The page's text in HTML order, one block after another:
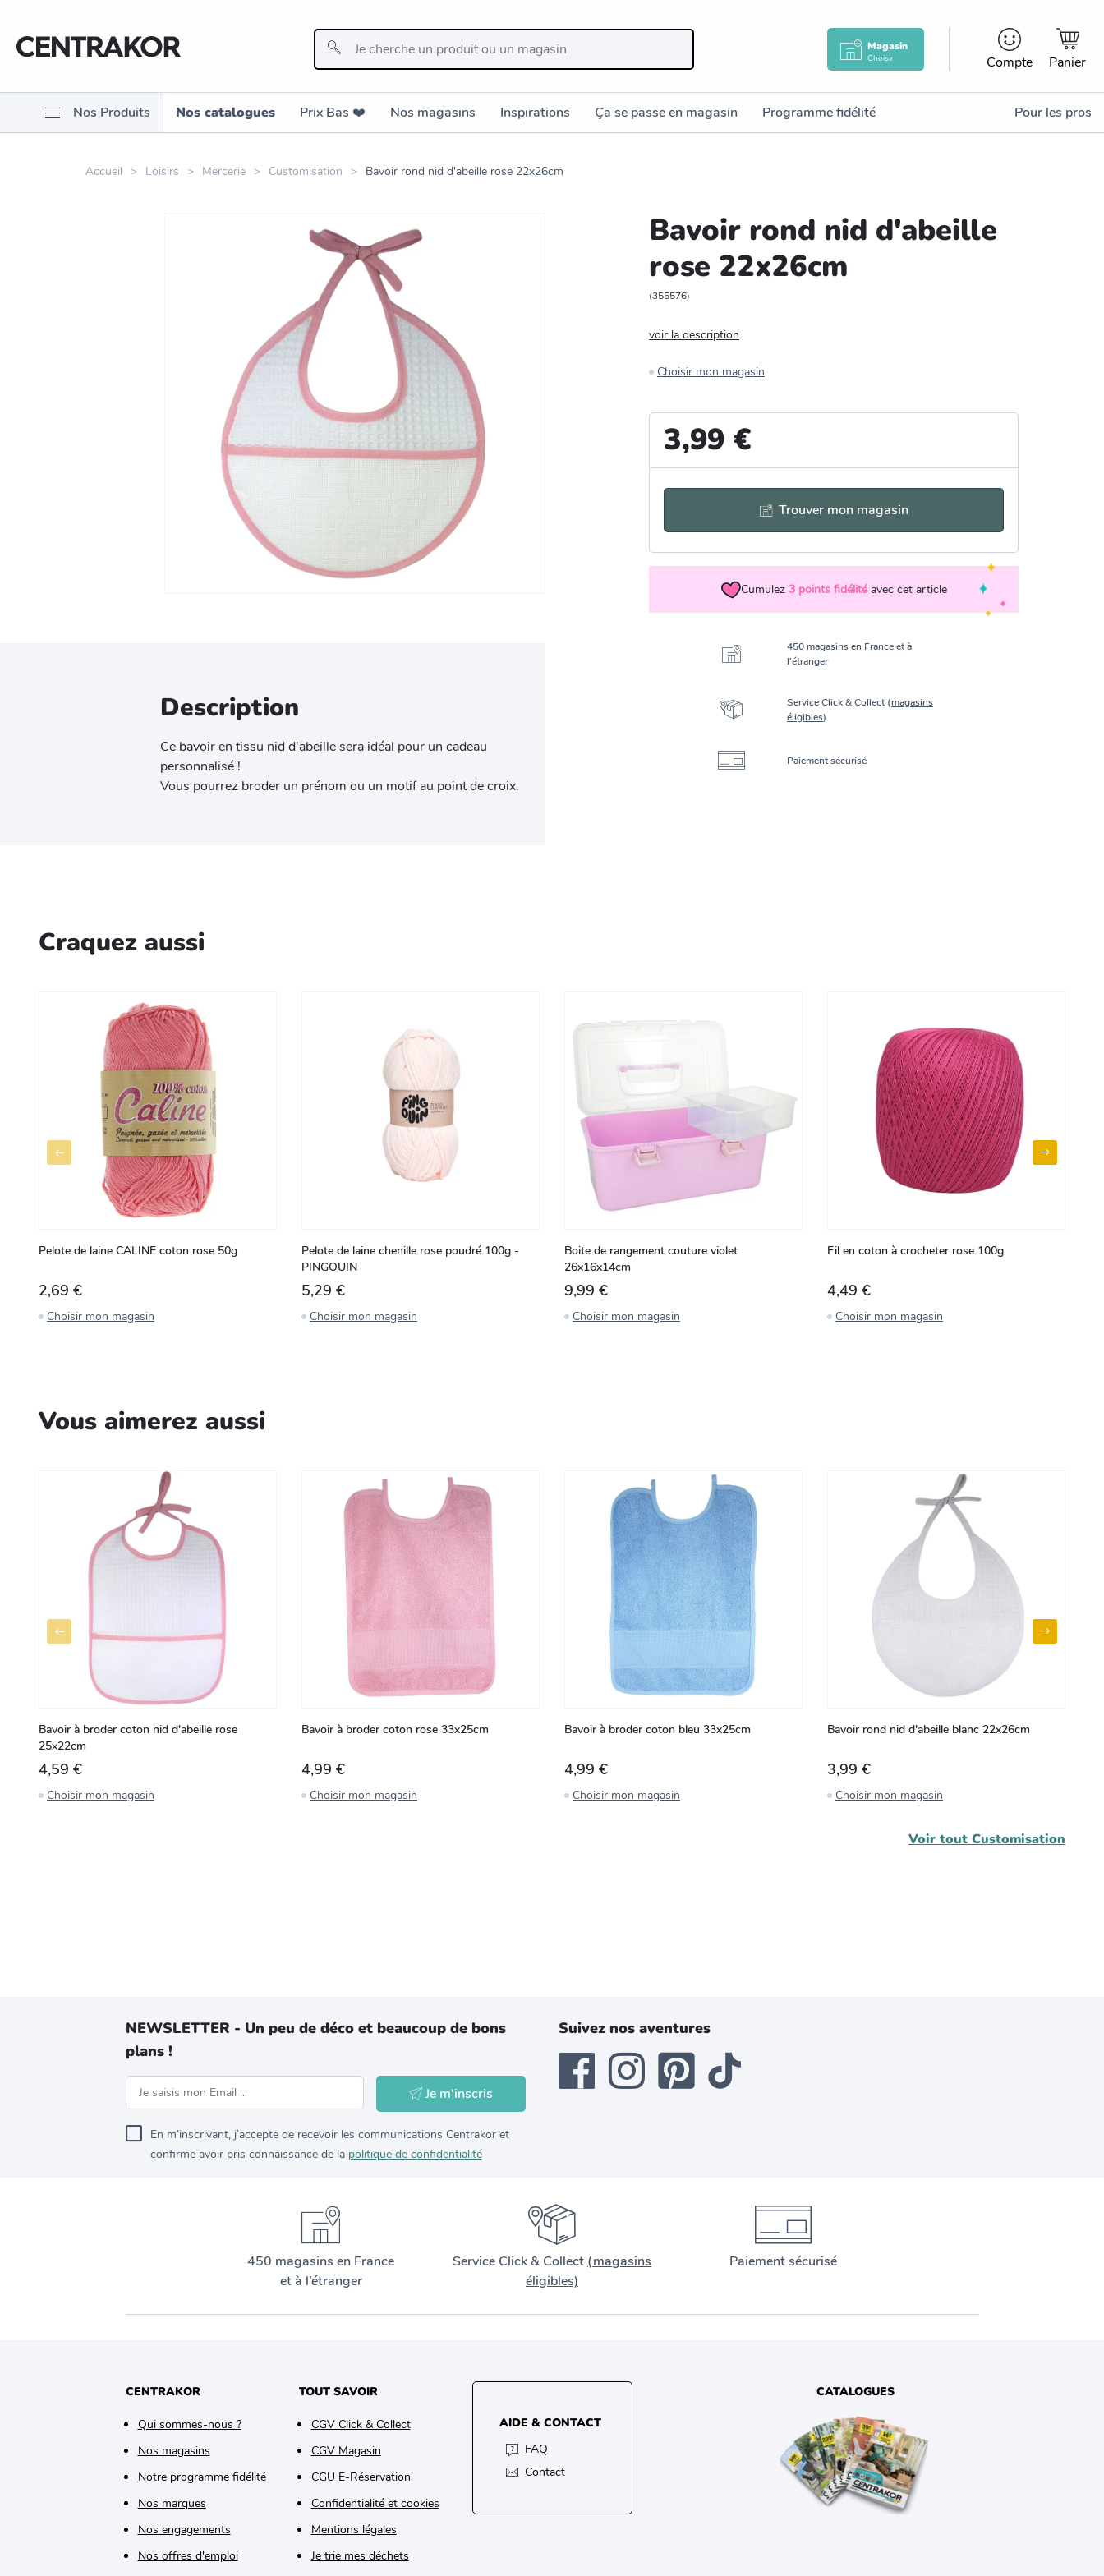
Magasin
Choisir Compte Panier
Nos Produits Nos catalogues Prix Bas ❤️️ Nos magasins Inspirations Ça se passe en magasin Programme fidélité Pour les pros
Accueil Loisirs Mercerie Customisation Bavoir rond nid d'abeille rose 22x26cm
Zoomer sur l'image
Description
Ce bavoir en tissu nid d'abeille sera idéal pour un cadeau
personnalisé !
Vous pourrez broder un prénom ou un motif au point de croix.
Bavoir rond nid d'abeille
rose 22x26cm
(355576)
voir la description
Choisir mon magasin
3,99 €
Trouver mon magasin
Cumulez 3 points fidélité avec cet article
450 magasins en France et à
l’étranger
Service Click & Collect (magasins
éligibles)
Paiement sécurisé
Craquez aussi
Pelote de laine CALINE coton rose 50g
2,69 €
Choisir mon magasin
Pelote de laine chenille rose poudré 100g -
PINGOUIN
5,29 €
Choisir mon magasin
Boite de rangement couture violet
26x16x14cm
9,99 €
Choisir mon magasin
Fil en coton à crocheter rose 100g
4,49 €
Choisir mon magasin
Vous aimerez aussi
Bavoir à broder coton nid d'abeille rose
25x22cm
4,59 €
Choisir mon magasin
Bavoir à broder coton rose 33x25cm
4,99 €
Choisir mon magasin
Bavoir à broder coton bleu 33x25cm
4,99 €
Choisir mon magasin
Bavoir rond nid d'abeille blanc 22x26cm
3,99 €
Choisir mon magasin
Voir tout Customisation
NEWSLETTER - Un peu de déco et beaucoup de bons
plans !
Je m'inscris
En m’inscrivant, j’accepte de recevoir les communications Centrakor et
confirme avoir pris connaissance de la politique de confidentialité
Suivez nos aventures
450 magasins en France
et à l’étranger
Service Click & Collect (magasins
éligibles)
Paiement sécurisé
CENTRAKOR
Qui sommes-nous ?
Nos magasins
Notre programme fidélité
Nos marques
Nos engagements
Nos offres d'emploi
TOUT SAVOIR
CGV Click & Collect
CGV Magasin
CGU E-Réservation
Confidentialité et cookies
Mentions légales
Je trie mes déchets
AIDE & CONTACT
FAQ
Contact
CATALOGUES